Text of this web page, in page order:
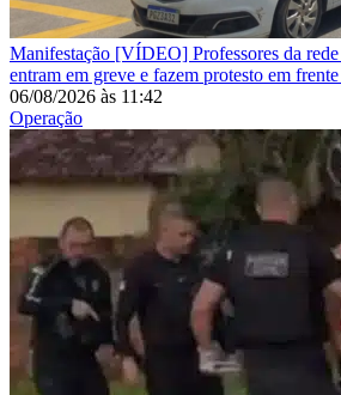
Manifestação [VÍDEO] Professores da
entram em greve e fazem protesto em
06/08/2026 às 11:42
Operação